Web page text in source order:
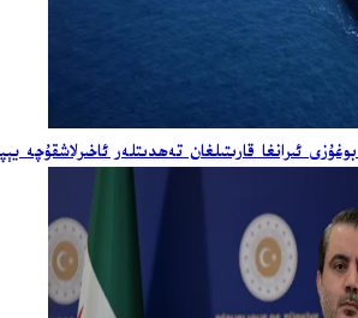
ئىرانغا قارىتىلغان تەھدىتلەر ئاخىرلاشقۇچە